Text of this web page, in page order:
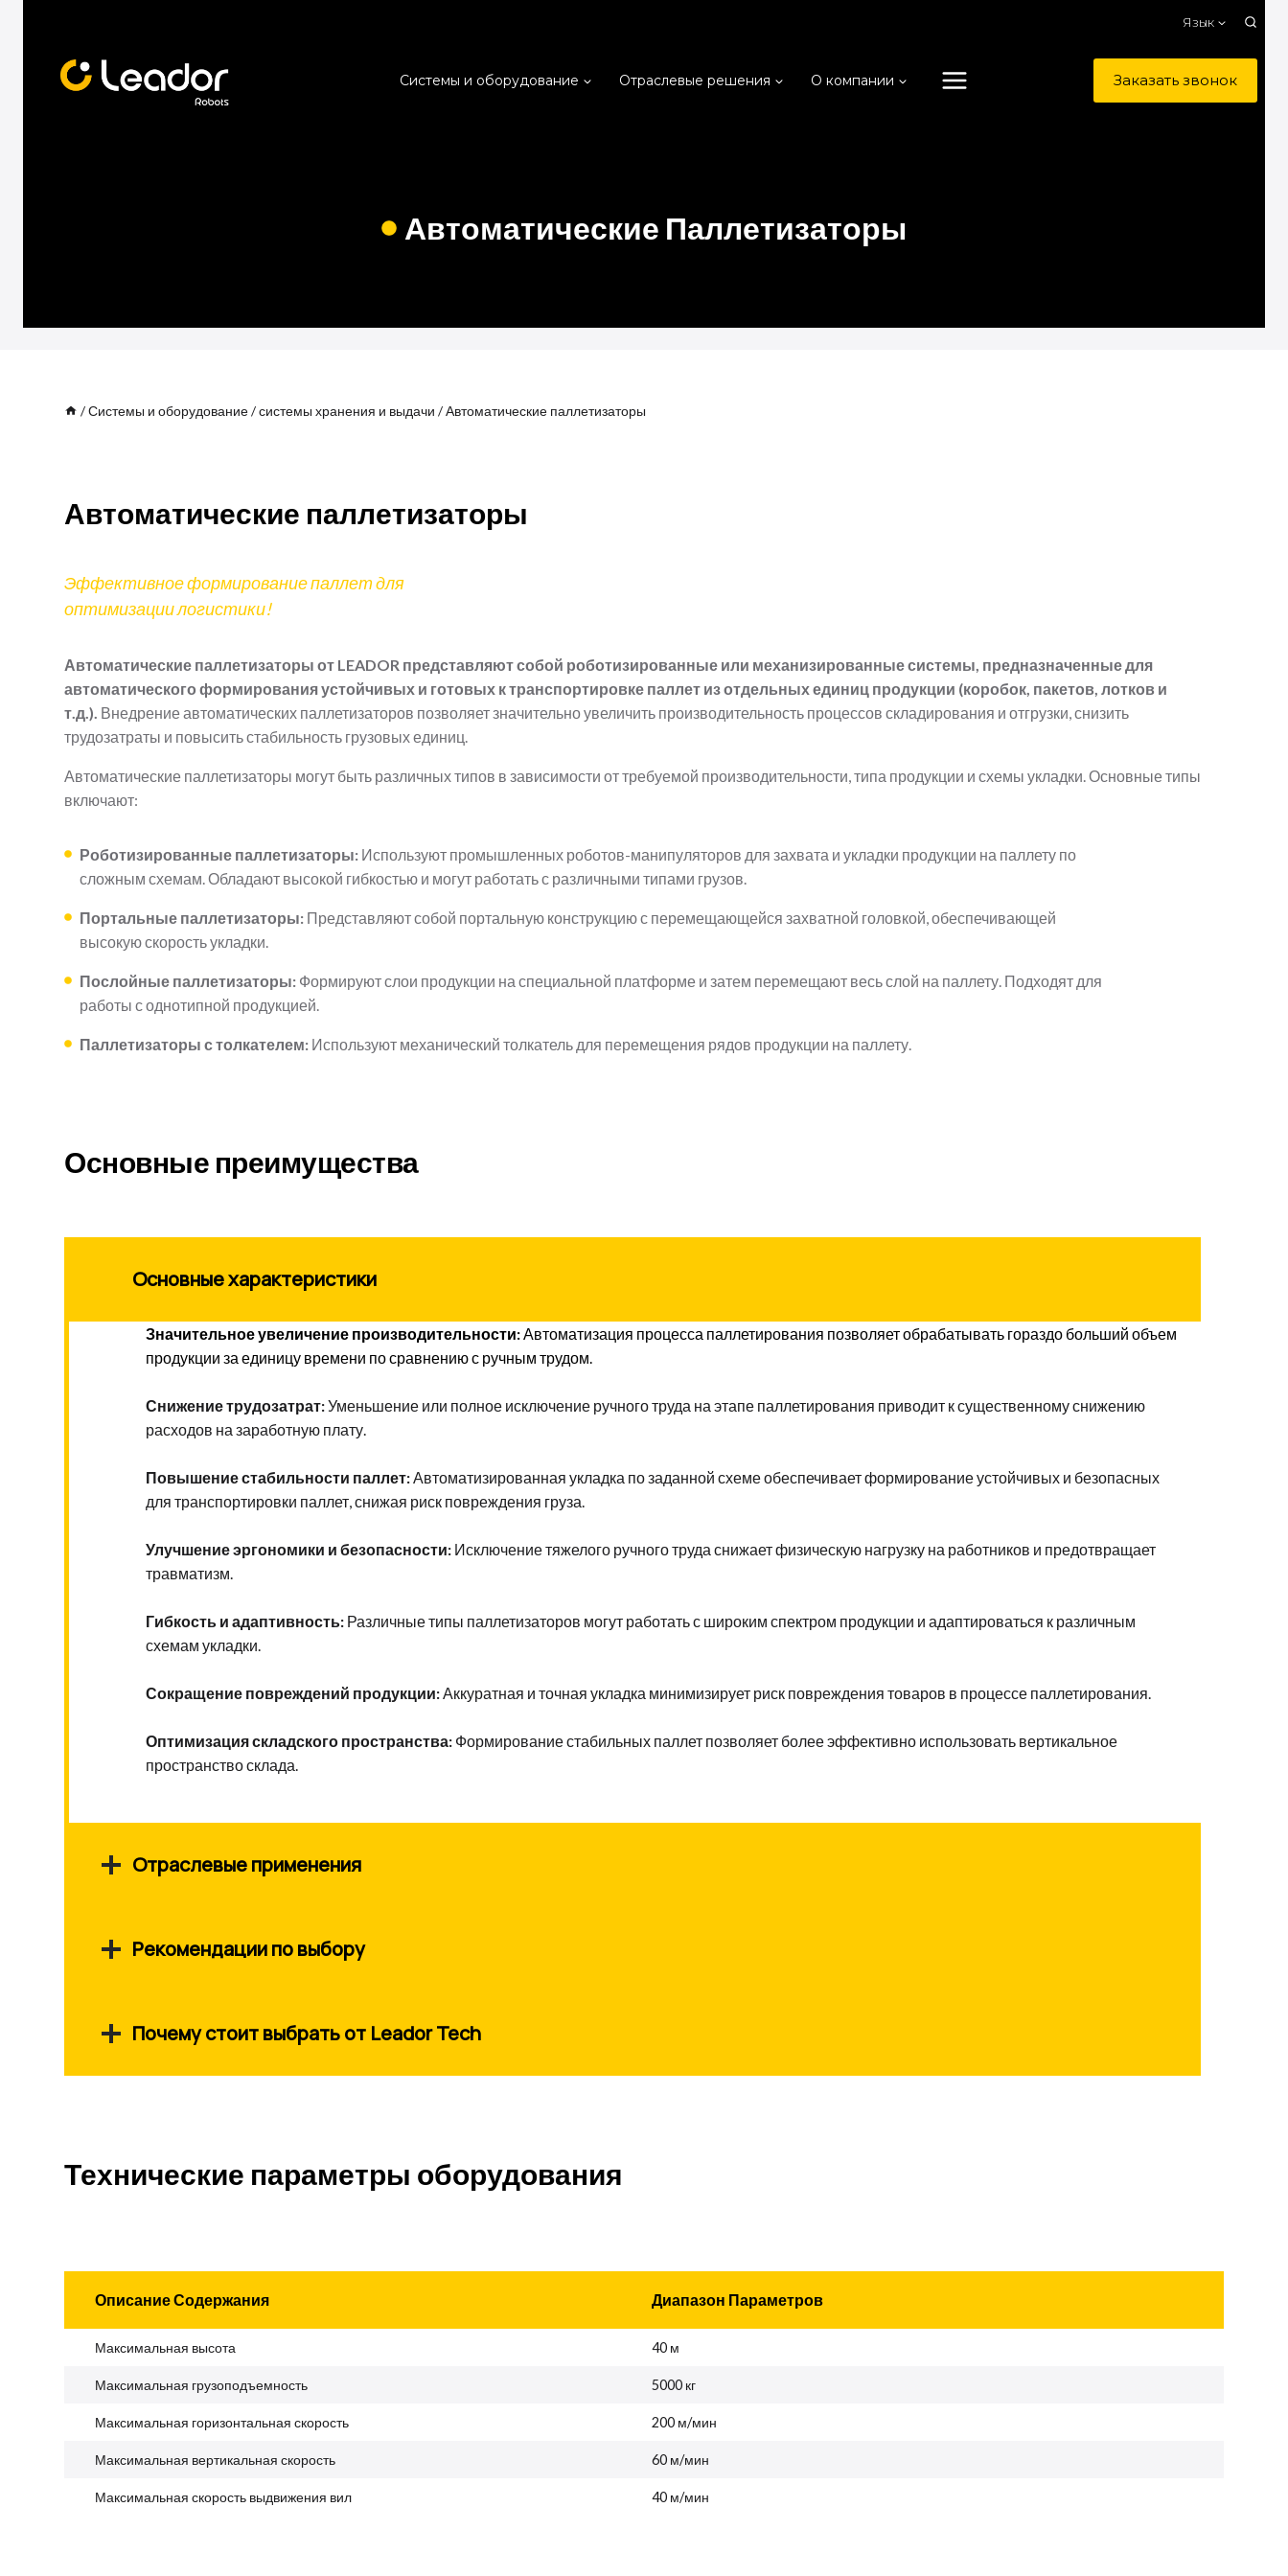
содержимому
Язык
Системы и оборудование Отраслевые решения О компании Заказать звонок
Автоматические Паллетизаторы
/ Системы и оборудование / системы хранения и выдачи / Автоматические паллетизаторы
Автоматические паллетизаторы
Эффективное формирование паллет для
оптимизации логистики!
Автоматические паллетизаторы от LEADOR представляют собой роботизированные или механизированные системы, предназначенные для
автоматического формирования устойчивых и готовых к транспортировке паллет из отдельных единиц продукции (коробок, пакетов, лотков и
т.д.). Внедрение автоматических паллетизаторов позволяет значительно увеличить производительность процессов складирования и отгрузки, снизить
трудозатраты и повысить стабильность грузовых единиц.
Автоматические паллетизаторы могут быть различных типов в зависимости от требуемой производительности, типа продукции и схемы укладки. Основные типы
включают:
Роботизированные паллетизаторы: Используют промышленных роботов-манипуляторов для захвата и укладки продукции на паллету по
сложным схемам. Обладают высокой гибкостью и могут работать с различными типами грузов.
Портальные паллетизаторы: Представляют собой портальную конструкцию с перемещающейся захватной головкой, обеспечивающей
высокую скорость укладки.
Послойные паллетизаторы: Формируют слои продукции на специальной платформе и затем перемещают весь слой на паллету. Подходят для
работы с однотипной продукцией.
Паллетизаторы с толкателем: Используют механический толкатель для перемещения рядов продукции на паллету.
Основные преимущества
Основные характеристики
Значительное увеличение производительности:Автоматизация процесса паллетирования позволяет обрабатывать гораздо больший объем
продукции за единицу времени по сравнению с ручным трудом.
Снижение трудозатрат:Уменьшение или полное исключение ручного труда на этапе паллетирования приводит к существенному снижению
расходов на заработную плату.
Повышение стабильности паллет:Автоматизированная укладка по заданной схеме обеспечивает формирование устойчивых и безопасных
для транспортировки паллет, снижая риск повреждения груза.
Улучшение эргономики и безопасности: Исключение тяжелого ручного труда снижает физическую нагрузку на работников и предотвращает
травматизм.
Гибкость и адаптивность: Различные типы паллетизаторов могут работать с широким спектром продукции и адаптироваться к различным
схемам укладки.
Сокращение повреждений продукции:Аккуратная и точная укладка минимизирует риск повреждения товаров в процессе паллетирования.
Оптимизация складского пространства: Формирование стабильных паллет позволяет более эффективно использовать вертикальное
пространство склада.
Отраслевые применения
Рекомендации по выбору
Почему стоит выбрать от Leador Tech
Технические параметры оборудования
Описание Содержания Диапазон Параметров
Максимальная высота 40 м
Максимальная грузоподъемность 5000 кг
Максимальная горизонтальная скорость 200 м/мин
Максимальная вертикальная скорость 60 м/мин
Максимальная скорость выдвижения вил 40 м/мин